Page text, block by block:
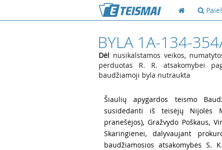
BYLA 1A-134-
Dėl nusikalstamos veikos,
perduotas R. R. atsakomybei
baudžiamoji byla nutraukta
Šiaulių apygardos teismo
susidedanti iš teisėjų Nijolės
pranešėjos), Gražvydo Poškaus,
Skaringienei, dalyvaujant
baudžiamosios atsakomybės S.